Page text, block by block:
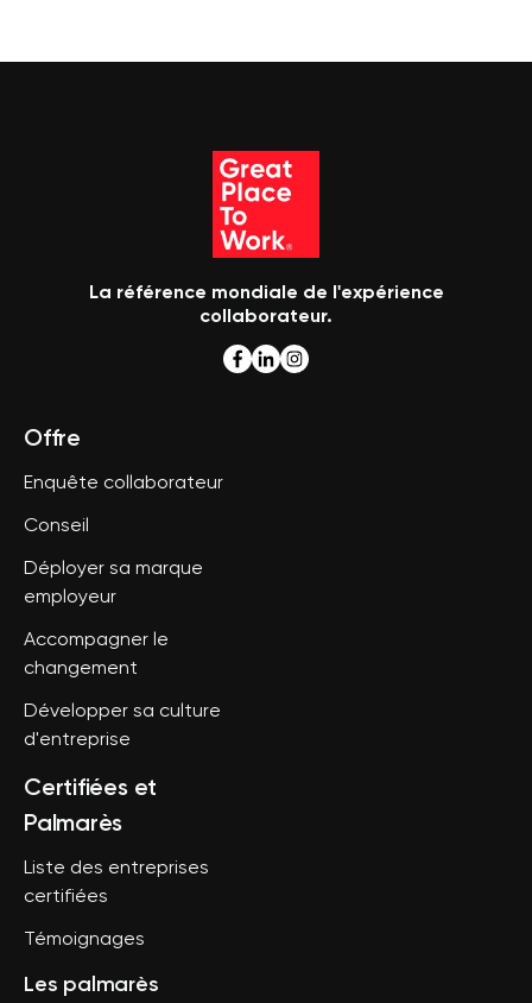
La référence mondiale de l'expérience
collaborateur.
Offre
Enquête collaborateur
Conseil
Déployer sa marque
employeur
Accompagner le
changement
Développer sa culture
d'entreprise
Certifiées et
Palmarès
Liste des entreprises
certifiées
Témoignages
Les palmarès